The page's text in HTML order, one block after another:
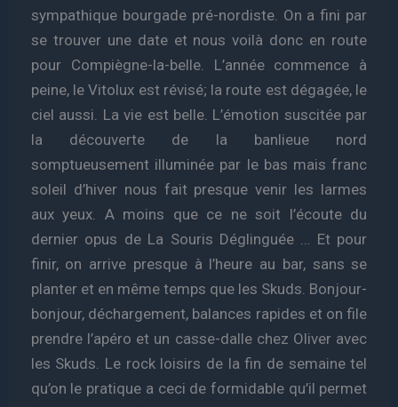
sympathique bourgade pré-nordiste. On a fini par
se trouver une date et nous voilà donc en route
pour Compiègne-la-belle. L’année commence à
peine, le Vitolux est révisé; la route est dégagée, le
ciel aussi. La vie est belle. L’émotion suscitée par
la découverte de la banlieue nord
somptueusement illuminée par le bas mais franc
soleil d’hiver nous fait presque venir les larmes
aux yeux. A moins que ce ne soit l’écoute du
dernier opus de La Souris Déglinguée … Et pour
finir, on arrive presque à l’heure au bar, sans se
planter et en même temps que les Skuds. Bonjour-
bonjour, déchargement, balances rapides et on file
prendre l’apéro et un casse-dalle chez Oliver avec
les Skuds. Le rock loisirs de la fin de semaine tel
qu’on le pratique a ceci de formidable qu’il permet